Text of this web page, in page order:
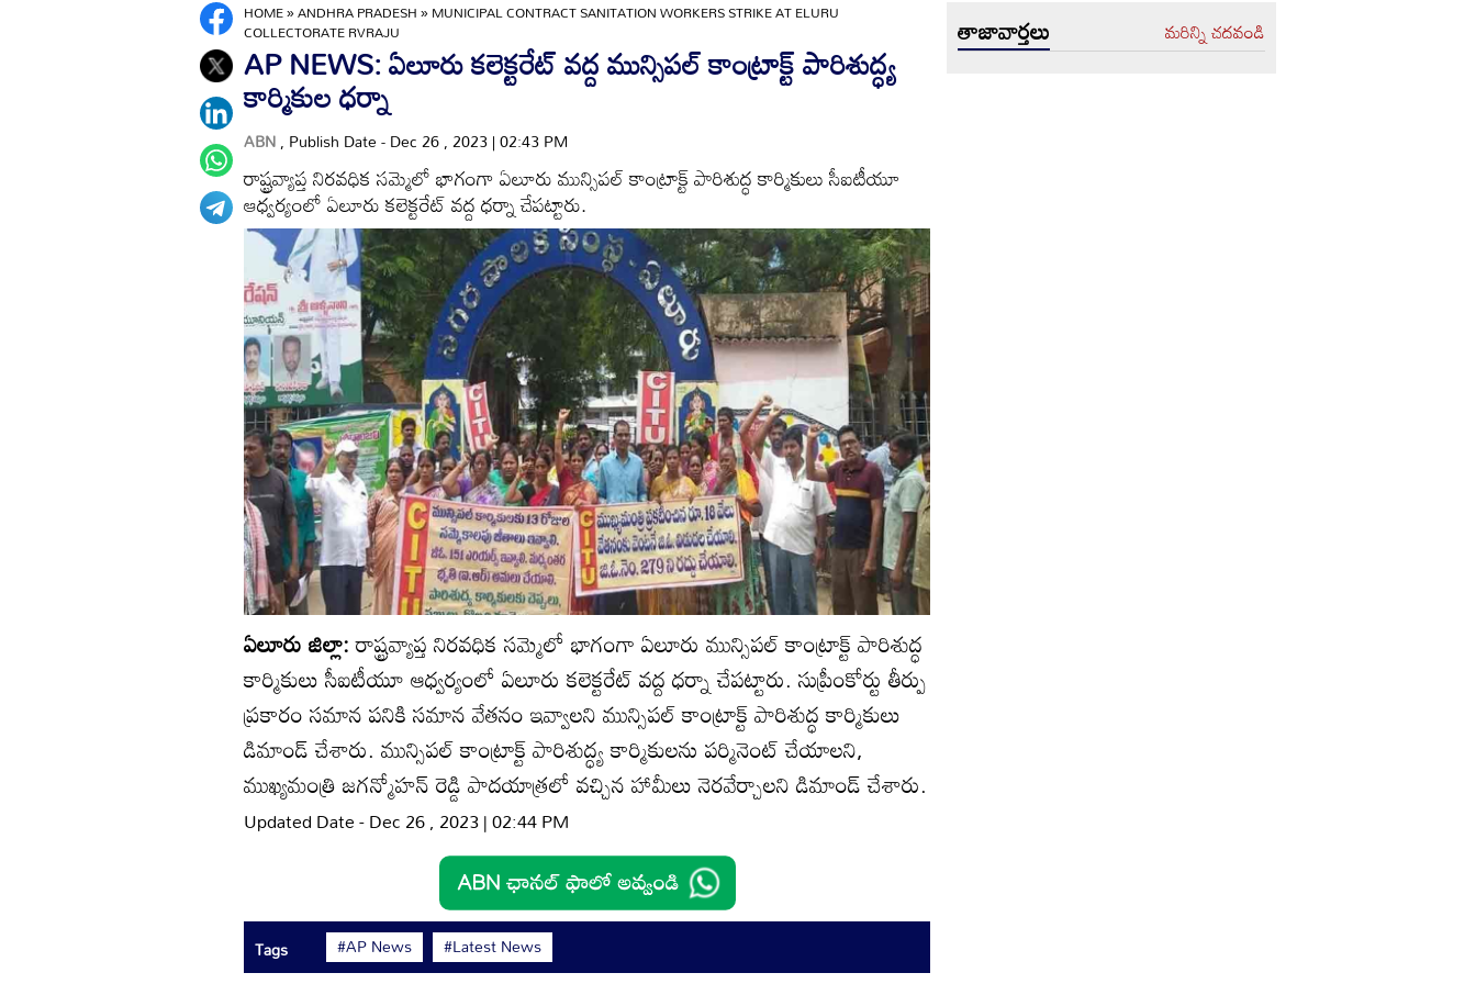
HOME»ANDHRA PRADESH»MUNICIPAL CONTRACT SANITATION WORKERS STRIKE AT ELURU
COLLECTORATE RVRAJU
AP NEWS: ఏలూరు కలెక్టరేట్ వద్ద మున్సిపల్ కాంట్రాక్ట్ పారిశుద్ధ్య
కార్మికుల ధర్నా
ABN, Publish Date - Dec 26 , 2023 | 02:43 PM
రాష్ట్రవ్యాప్త నిరవధిక సమ్మెలో భాగంగా ఏలూరు మున్సిపల్ కాంట్రాక్ట్ పారిశుద్ధ కార్మికులు సీఐటీయూ
ఆధ్వర్యంలో ఏలూరు కలెక్టరేట్ వద్ద ధర్నా చేపట్టారు.
ఏలూరు జిల్లా:రాష్ట్రవ్యాప్త నిరవధిక సమ్మెలో భాగంగా ఏలూరు మున్సిపల్ కాంట్రాక్ట్ పారిశుద్ధ
కార్మికులు సీఐటీయూ ఆధ్వర్యంలో ఏలూరు కలెక్టరేట్ వద్ద ధర్నా చేపట్టారు. సుప్రీంకోర్టు తీర్పు
ప్రకారం సమాన పనికి సమాన వేతనం ఇవ్వాలని మున్సిపల్ కాంట్రాక్ట్ పారిశుద్ధ కార్మికులు
డిమాండ్ చేశారు. మున్సిపల్ కాంట్రాక్ట్ పారిశుద్ధ్య కార్మికులను పర్మినెంట్ చేయాలని,
ముఖ్యమంత్రి జగన్మోహన్ రెడ్డి పాదయాత్రలో వచ్చిన హామీలు నెరవేర్చాలని డిమాండ్ చేశారు.
Updated Date - Dec 26 , 2023 | 02:44 PM
Tags #AP News #Latest News
తాజావార్తలు మరిన్ని చదవండి